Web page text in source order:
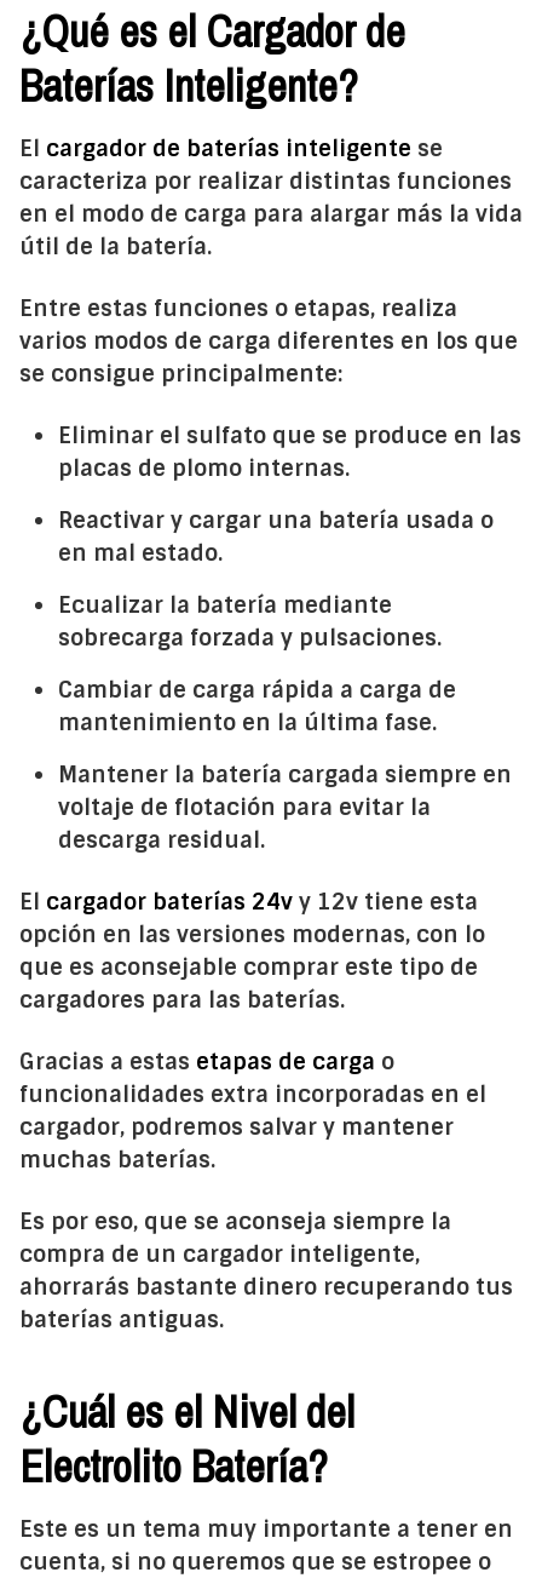
¿Qué es el Cargador de
Baterías Inteligente?
El cargador de baterías inteligente se
caracteriza por realizar distintas funciones
en el modo de carga para alargar más la vida
útil de la batería.
Entre estas funciones o etapas, realiza
varios modos de carga diferentes en los que
se consigue principalmente:
Eliminar el sulfato que se produce en las
placas de plomo internas.
Reactivar y cargar una batería usada o
en mal estado.
Ecualizar la batería mediante
sobrecarga forzada y pulsaciones.
Cambiar de carga rápida a carga de
mantenimiento en la última fase.
Mantener la batería cargada siempre en
voltaje de flotación para evitar la
descarga residual.
El cargador baterías 24v y 12v tiene esta
opción en las versiones modernas, con lo
que es aconsejable comprar este tipo de
cargadores para las baterías.
Gracias a estas etapas de carga o
funcionalidades extra incorporadas en el
cargador, podremos salvar y mantener
muchas baterías.
Es por eso, que se aconseja siempre la
compra de un cargador inteligente,
ahorrarás bastante dinero recuperando tus
baterías antiguas.
¿Cuál es el Nivel del
Electrolito Batería?
Este es un tema muy importante a tener en
cuenta, si no queremos que se estropee o